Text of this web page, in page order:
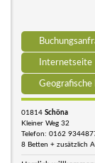
Internetseite
Geografische
01814 Schöna
Kleiner Weg 32
Telefon: 0162
8 Betten + zusätzlich